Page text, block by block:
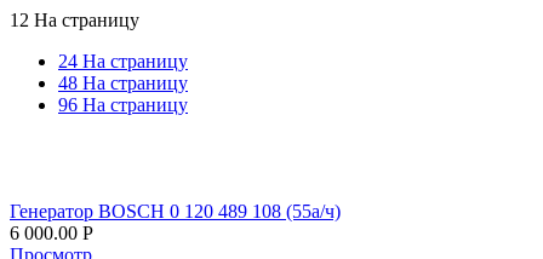
12 На страницу
24 На страницу
48 На страницу
96 На страницу
Генератор BOSCH 0 120 489 108 (55а/ч)
6 000.00 Р